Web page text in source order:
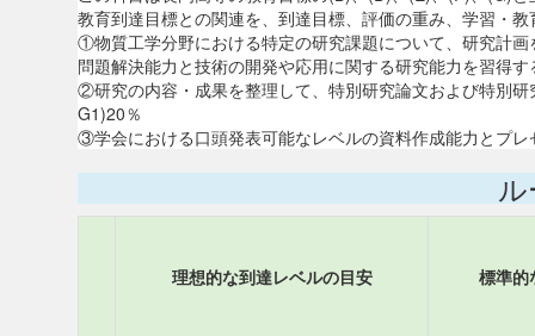
教育到達目標との関連を、到達目標、評価の重み、学習・
①物質工学分野における特定の研究課題について、研究計
問題解決能力と技術の開発や応用に関する研究能力を習得
②研究の内容・成果を整理して、特別研究論文および特別
G1)20％
③学会における口頭発表可能なレベルの資料作成能力とプ
理想的な到達レベルの目安 標準的